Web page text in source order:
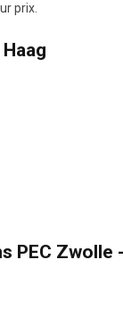
prix.
Zwolle -